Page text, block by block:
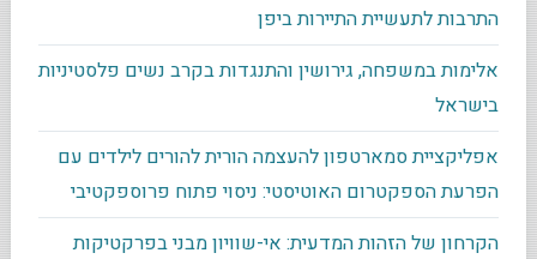
התרבות לתעשיית התיירות ביפן
אלימות במשפחה, גירושין והתנגדות בקרב נשים פלסטיניות
בישראל
אפליקציית סמארטפון להעצמה הורית להורים לילדים עם
הפרעת הספקטרום האוטיסטי: ניסוי פתוח פרוספקטיבי
הקרחון של הזהות המדעית: אי-שוויון מבני בפרקטיקות